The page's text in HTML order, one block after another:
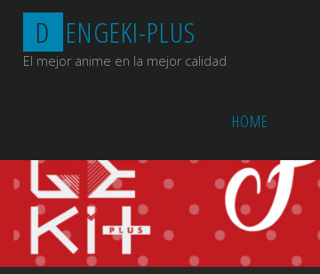
Saltar
contenido
D ENGEKI-PLUS
El mejor anime en la mejor calidad
HOME